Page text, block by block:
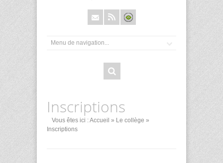
Inscriptions
Vous êtes ici :Accueil » Le collège »
Inscriptions